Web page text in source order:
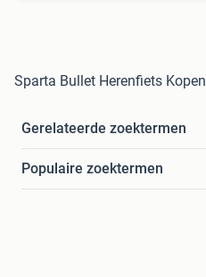
Sparta Bullet Herenfiets Kopen
Gerelateerde zoektermen
Populaire zoektermen